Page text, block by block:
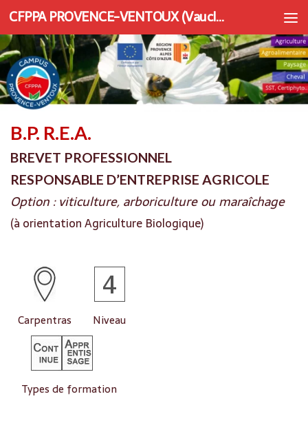
Au dessous du contenu CFPPA PROVENCE-VENTOUX (Vaucluse) | Apprentissage et Formation continue
B.P. R.E.A.
BREVET PROFESSIONNEL
RESPONSABLE D’ENTREPRISE AGRICOLE
Option : viticulture, arboriculture ou maraîchage
(à orientation Agriculture Biologique)
Carpentras Niveau
Types de formation